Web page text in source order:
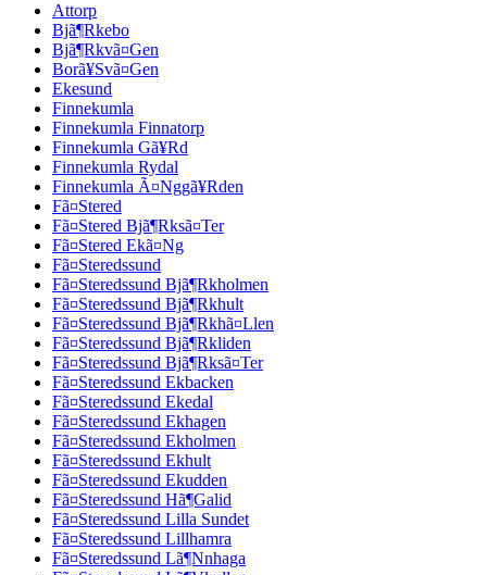
Attorp
Bjã¶Rkebo
Bjã¶Rkvã¤Gen
Borã¥Svã¤Gen
Ekesund
Finnekumla
Finnekumla Finnatorp
Finnekumla Gã¥Rd
Finnekumla Rydal
Finnekumla Ã¤Nggã¥Rden
Fã¤Stered
Fã¤Stered Bjã¶Rksã¤Ter
Fã¤Stered Ekã¤Ng
Fã¤Steredssund
Fã¤Steredssund Bjã¶Rkholmen
Fã¤Steredssund Bjã¶Rkhult
Fã¤Steredssund Bjã¶Rkhã¤Llen
Fã¤Steredssund Bjã¶Rkliden
Fã¤Steredssund Bjã¶Rksã¤Ter
Fã¤Steredssund Ekbacken
Fã¤Steredssund Ekedal
Fã¤Steredssund Ekhagen
Fã¤Steredssund Ekholmen
Fã¤Steredssund Ekhult
Fã¤Steredssund Ekudden
Fã¤Steredssund Hã¶Galid
Fã¤Steredssund Lilla Sundet
Fã¤Steredssund Lillhamra
Fã¤Steredssund Lã¶Nnhaga